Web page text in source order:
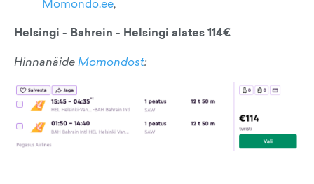
Momondo.ee,
Helsingi - Bahrein - Helsingi alates 114€
HinnanäideMomondost: